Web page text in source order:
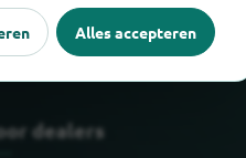
dealers
Alles accepteren